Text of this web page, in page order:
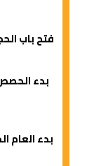
بدء العام